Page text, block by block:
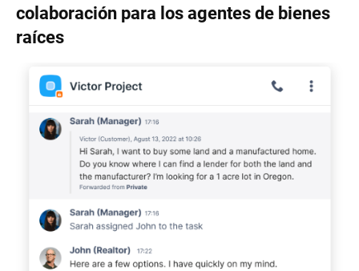
colaboración para los agentes de bienes
raíces